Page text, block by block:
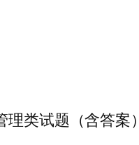
类试题（含答案）